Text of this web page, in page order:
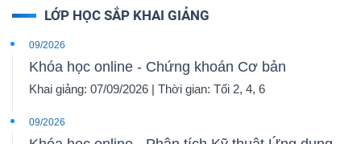
LỚP HỌC SẮP KHAI GIẢNG
09/2026
Khóa học online - Chứng khoán Cơ bản
Khai giảng: 07/09/2026 | Thời gian: Tối 2, 4, 6
09/2026
TIỆN